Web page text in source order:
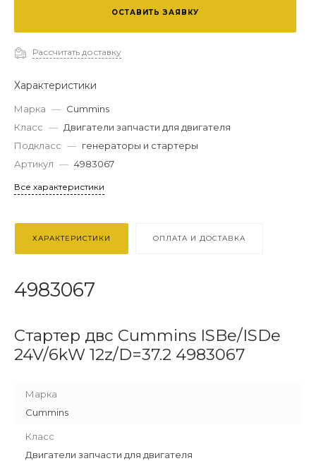
ОСТАВИТЬ ЗАЯВКУ
Рассчитать доставку
Характеристики
Марка — Cummins
Класс — Двигатели запчасти для двигателя
Подкласс — генераторы и стартеры
Артикул — 4983067
Все характеристики
ХАРАКТЕРИСТИКИ ОПЛАТА И ДОСТАВКА
4983067
Стартер двс Cummins ISBe/ISDe
24V/6kW 12z/D=37.2 4983067
Марка
Cummins
Класс
Двигатели запчасти для двигателя